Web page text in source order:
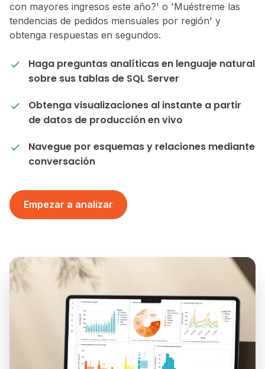
con mayores ingresos este año?' o 'Muéstreme las
tendencias de pedidos mensuales por región' y
obtenga respuestas en segundos.
Haga preguntas analíticas en lenguaje natural
sobre sus tablas de SQL Server
Obtenga visualizaciones al instante a partir
de datos de producción en vivo
Navegue por esquemas y relaciones mediante
conversación
Empezar a analizar